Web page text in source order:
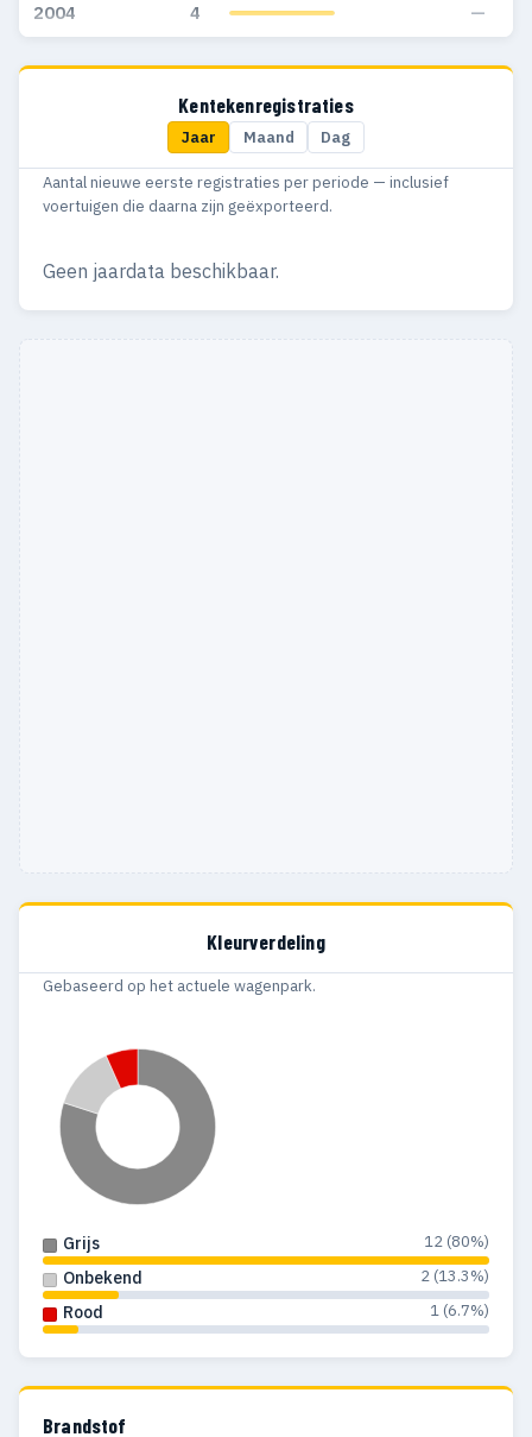
2004 4 —
Kentekenregistraties
Jaar Maand Dag
Aantal nieuwe eerste registraties per periode — inclusief
voertuigen die daarna zijn geëxporteerd.
Geen jaardata beschikbaar.
Kleurverdeling
Gebaseerd op het actuele wagenpark.
Grijs 12 (80%)
Onbekend 2 (13.3%)
Rood 1 (6.7%)
Brandstof